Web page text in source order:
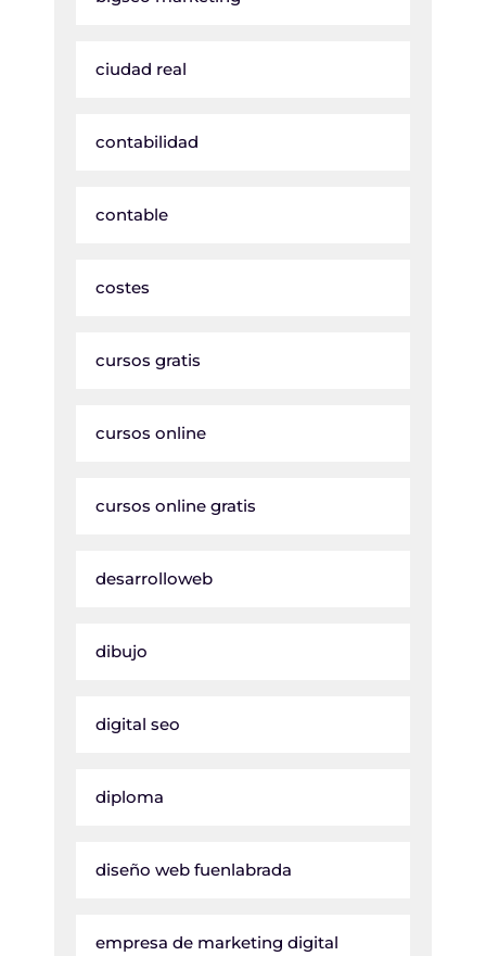
ciudad real
contabilidad
contable
costes
cursos gratis
cursos online
cursos online gratis
desarrolloweb
dibujo
digital seo
diploma
diseño web fuenlabrada
empresa de marketing digital